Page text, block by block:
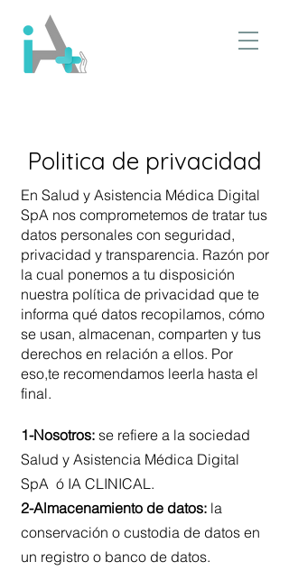
Politica de privacidad
En Salud y Asistencia Médica Digital
SpA nos comprometemos de tratar tus
datos personales con seguridad,
privacidad y transparencia. Razón por
la cual ponemos a tu disposición
nuestra política de privacidad que te
informa qué datos recopilamos, cómo
se usan, almacenan, comparten y tus
derechos en relación a ellos. Por
eso,te recomendamos leerla hasta el
final.
1-Nosotros: se refiere a la sociedad
Salud y Asistencia Médica Digital
SpA ó IA CLINICAL.
2-Almacenamiento de datos: la
conservación o custodia de datos en
un registro o banco de datos.